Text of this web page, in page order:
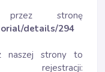
stronę
details/294
naszej strony to